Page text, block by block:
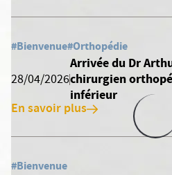
#Bienvenue#Orthopédie
28/04/2026
Arrivée du Dr
chirurgien
inférieur
En savoir plus
#Bienvenue